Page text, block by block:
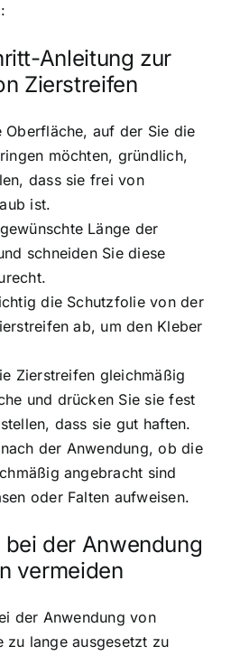
Anleitung zur
Zierstreifen
Oberfläche, auf der Sie die
möchten, gründlich,
dass sie frei von
ist.
Länge der
schneiden Sie diese
die Schutzfolie von der
ab, um den Kleber
Zierstreifen gleichmäßig
und drücken Sie sie fest
dass sie gut haften.
der Anwendung, ob die
angebracht sind
oder Falten aufweisen.
bei der Anwendung
vermeiden
der Anwendung von
zu lange ausgesetzt zu